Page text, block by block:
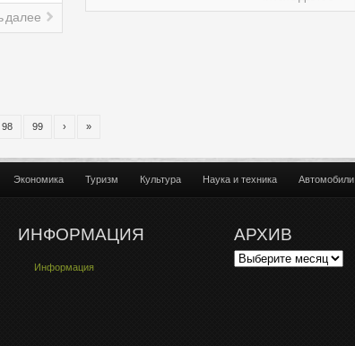
далее
98 99 › »
Экономика Туризм Культура Наука и техника Автомобили
ИНФОРМАЦИЯ
Информация
АРХИВ